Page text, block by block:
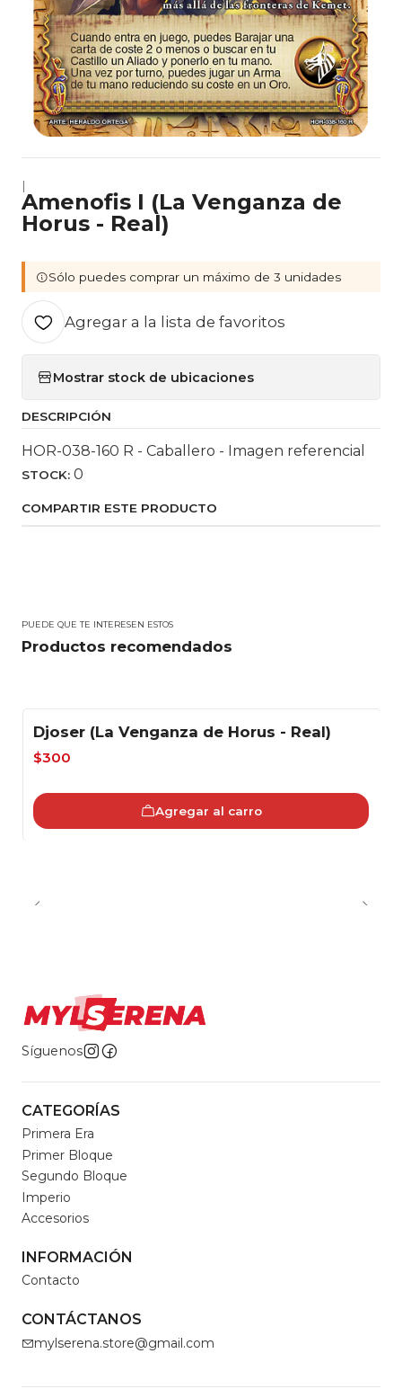
|
Amenofis I (La Venganza de
Horus - Real)
Sólo puedes comprar un máximo de 3 unidades
Agregar a la lista de favoritos
Mostrar stock de ubicaciones
DESCRIPCIÓN
HOR-038-160 R - Caballero - Imagen referencial
STOCK: 0
COMPARTIR ESTE PRODUCTO
PUEDE QUE TE INTERESEN ESTOS
Productos recomendados
-40%
Djoser (La Venganza de Horus - Real)
$300
Agregar al carro
Síguenos
CATEGORÍAS
Primera Era
Primer Bloque
Segundo Bloque
Imperio
Accesorios
INFORMACIÓN
Contacto
CONTÁCTANOS
mylserena.store@gmail.com